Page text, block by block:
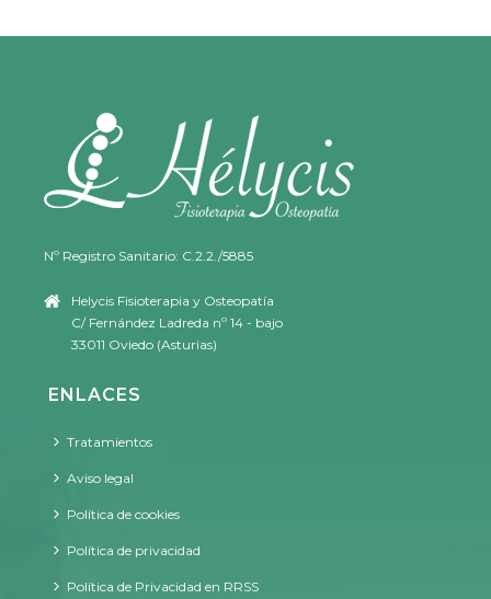
Nº Registro Sanitario: C.2.2./5885
Helycis Fisioterapia y Osteopatía
C/ Fernández Ladreda nº 14 - bajo
33011 Oviedo (Asturias)
ENLACES
Tratamientos
Aviso legal
Política de cookies
Política de privacidad
Política de Privacidad en RRSS